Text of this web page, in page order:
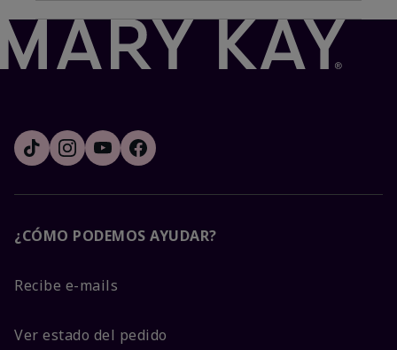
¿CÓMO PODEMOS AYUDAR?
Recibe e-mails
Ver estado del pedido